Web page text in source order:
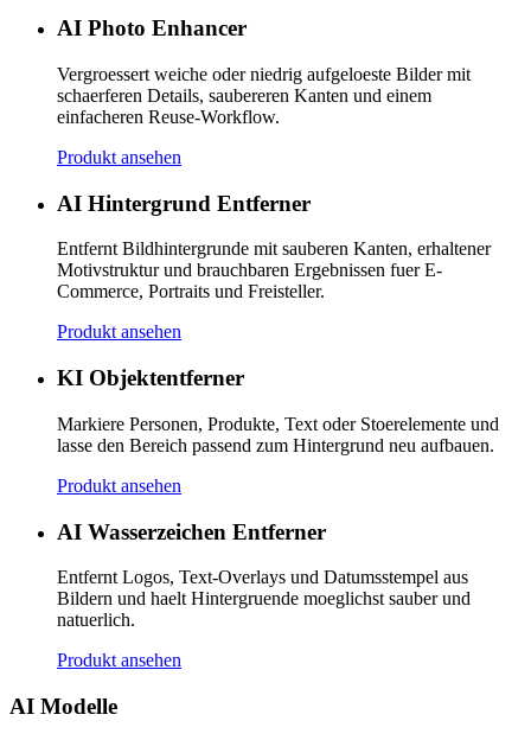
AI Photo Enhancer
Vergroessert weiche oder niedrig aufgeloeste Bilder mit
schaerferen Details, saubereren Kanten und einem
einfacheren Reuse-Workflow.
Produkt ansehen
AI Hintergrund Entferner
Entfernt Bildhintergrunde mit sauberen Kanten, erhaltener
Motivstruktur und brauchbaren Ergebnissen fuer E-
Commerce, Portraits und Freisteller.
Produkt ansehen
KI Objektentferner
Markiere Personen, Produkte, Text oder Stoerelemente und
lasse den Bereich passend zum Hintergrund neu aufbauen.
Produkt ansehen
AI Wasserzeichen Entferner
Entfernt Logos, Text-Overlays und Datumsstempel aus
Bildern und haelt Hintergruende moeglichst sauber und
natuerlich.
Produkt ansehen
AI Modelle